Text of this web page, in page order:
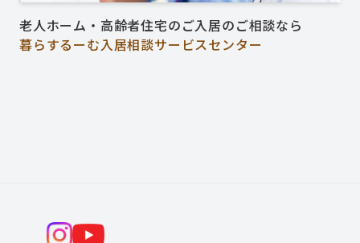
老人ホーム・高齢者住宅のご入居のご相談なら
暮らするーむ入居相談サービスセンター